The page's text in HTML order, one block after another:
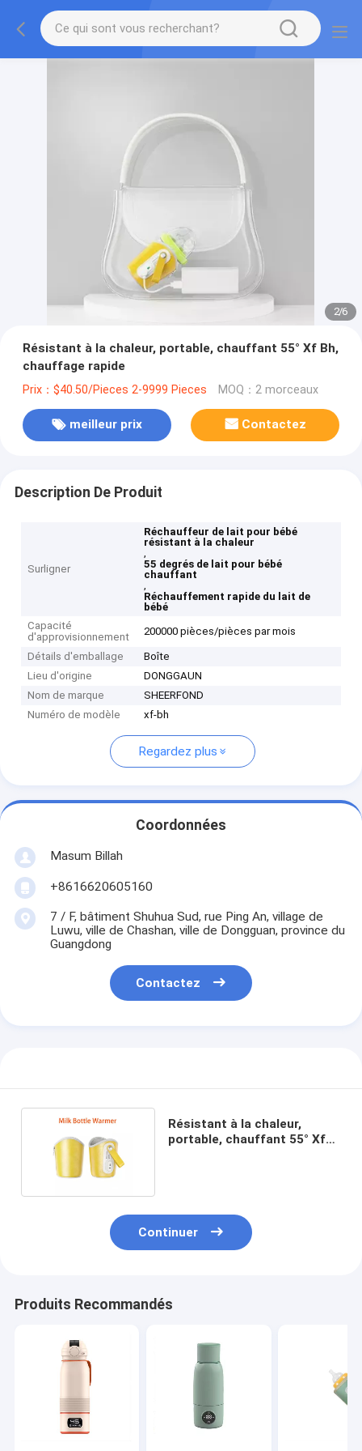
2/6
Résistant à la chaleur, portable, chauffant 55° Xf Bh,
chauffage rapide
Prix：$40.50/Pieces 2-9999 Pieces MOQ：2 morceaux
meilleur prix Contactez
Description De Produit
Surligner
Réchauffeur de lait pour bébé
résistant à la chaleur
,
55 degrés de lait pour bébé
chauffant
,
Réchauffement rapide du lait de
bébé
Capacité
d'approvisionnement
200000 pièces/pièces par mois
Détails d'emballage
Boîte
Lieu d'origine
DONGGAUN
Nom de marque
SHEERFOND
Numéro de modèle
xf-bh
Regardez plus
Coordonnées
Masum Billah
+8616620605160
7 / F, bâtiment Shuhua Sud, rue Ping An, village de
Luwu, ville de Chashan, ville de Dongguan, province du
Guangdong
Contactez
Résistant à la chaleur,
portable, chauffant 55° Xf
Continuer
Produits Recommandés